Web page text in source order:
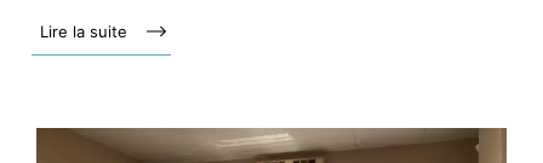
Lire la suite »